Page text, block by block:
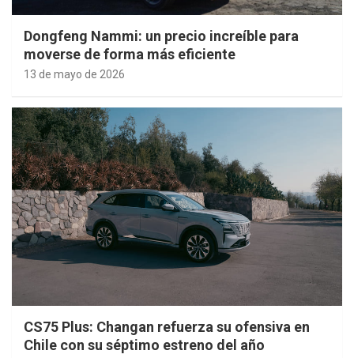
Dongfeng Nammi: un precio increíble para
moverse de forma más eficiente
13 de mayo de 2026
CS75 Plus: Changan refuerza su ofensiva en
Chile con su séptimo estreno del año